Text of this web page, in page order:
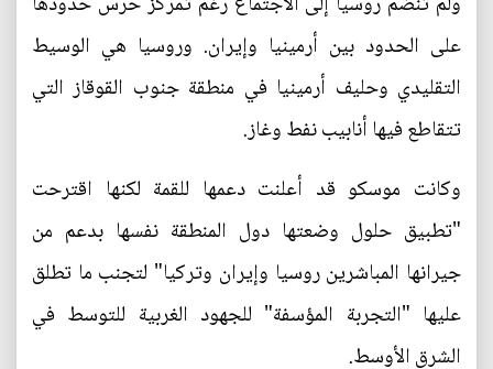
على الحدود بين أرمينيا وإيران. وروسيا هي الوسيط
التقليدي وحليف أرمينيا في منطقة جنوب القوقاز التي
تتقاطع فيها أنابيب نفط وغاز.
وكانت موسكو قد أعلنت دعمها للقمة لكنها اقترحت
"تطبيق حلول وضعتها دول المنطقة نفسها بدعم من
جيرانها المباشرين روسيا وإيران وتركيا" لتجنب ما تطلق
عليها "التجربة المؤسفة" للجهود الغربية للتوسط في
الشرق الأوسط.